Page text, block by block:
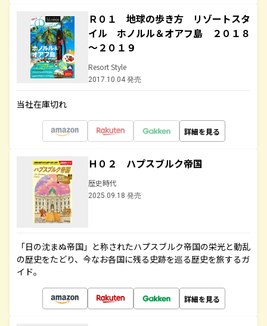
Ｒ０１ 地球の歩き方 リゾートスタ
イル ホノルル＆オアフ島 ２０１８
～２０１９
Resort Style
2017.10.04 発売
当社在庫切れ
詳細を見る
Ｈ０２ ハプスブルク帝国
歴史時代
2025.09.18 発売
「日の沈まぬ帝国」と称されたハプスブルク帝国の栄光と動乱
の歴史をたどり、今なお各国に残る史跡を巡る歴史を旅するガ
イド。
詳細を見る